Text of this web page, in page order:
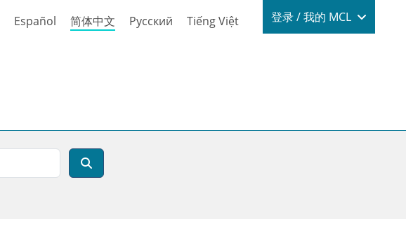
Español 简体中文 Русский Tiếng Việt Login / My
登录 / 我的 MCL